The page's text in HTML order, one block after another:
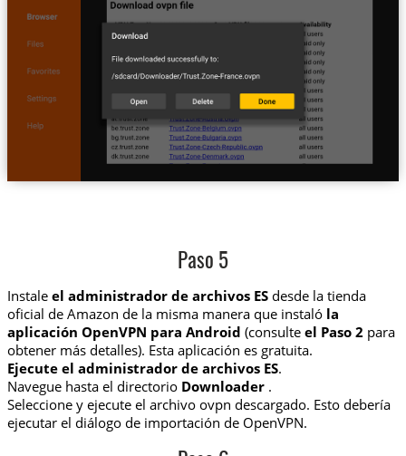
Paso 5
Instale el administrador de archivos ESdesde la tienda
oficial de Amazon de la misma manera que instaló la
aplicación OpenVPN para Android (consulte el Paso 2 para
obtener más detalles). Esta aplicación es gratuita.
Ejecute el administrador de archivos ES.
Navegue hasta el directorio Downloader.
Seleccione y ejecute el archivo ovpn descargado. Esto debería
ejecutar el diálogo de importación de OpenVPN.